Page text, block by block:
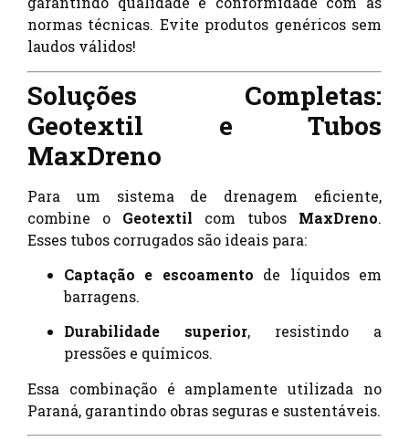
normas técnicas. Evite produtos genéricos sem
laudos válidos!
Soluções Completas:
Geotextil e Tubos
MaxDreno
Para um sistema de drenagem eficiente,
combine o Geotextil com tubos MaxDreno.
Esses tubos corrugados são ideais para:
Captação e escoamento de líquidos em
barragens.
Durabilidade superior, resistindo a
pressões e químicos.
Essa combinação é amplamente utilizada no
Paraná, garantindo obras seguras e sustentáveis.